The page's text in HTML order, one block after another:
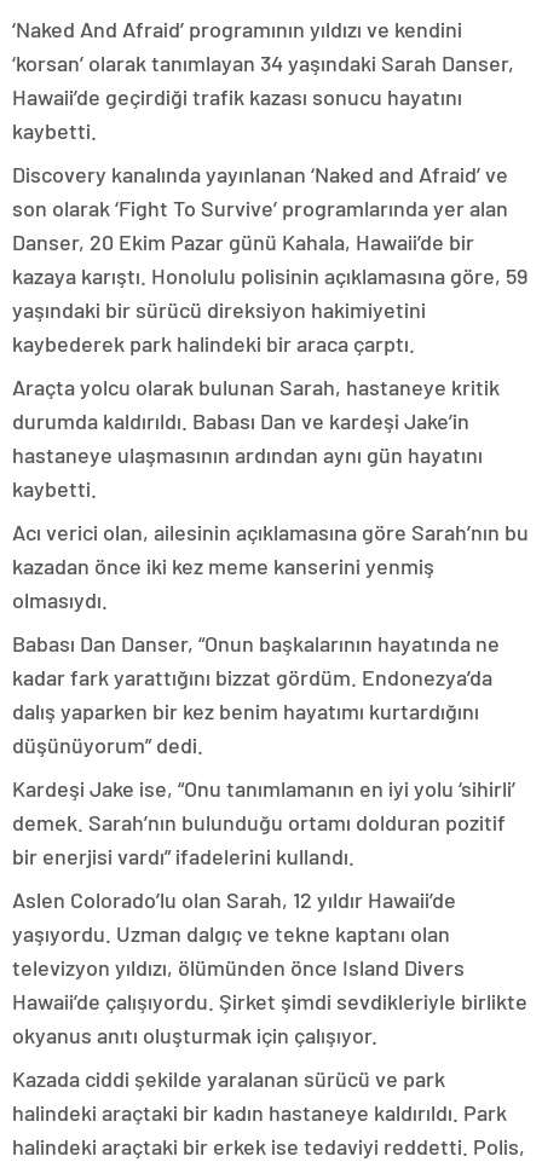
‘Naked And Afraid’ programının yıldızı ve kendini
‘korsan’ olarak tanımlayan 34 yaşındaki Sarah Danser,
Hawaii’de geçirdiği trafik kazası sonucu hayatını
kaybetti.
Discovery kanalında yayınlanan ‘Naked and Afraid’ ve
son olarak ‘Fight To Survive’ programlarında yer alan
Danser, 20 Ekim Pazar günü Kahala, Hawaii’de bir
kazaya karıştı. Honolulu polisinin açıklamasına göre, 59
yaşındaki bir sürücü direksiyon hakimiyetini
kaybederek park halindeki bir araca çarptı.
Araçta yolcu olarak bulunan Sarah, hastaneye kritik
durumda kaldırıldı. Babası Dan ve kardeşi Jake’in
hastaneye ulaşmasının ardından aynı gün hayatını
kaybetti.
Acı verici olan, ailesinin açıklamasına göre Sarah’nın bu
kazadan önce iki kez meme kanserini yenmiş
olmasıydı.
Babası Dan Danser, “Onun başkalarının hayatında ne
kadar fark yarattığını bizzat gördüm. Endonezya’da
dalış yaparken bir kez benim hayatımı kurtardığını
düşünüyorum” dedi.
Kardeşi Jake ise, “Onu tanımlamanın en iyi yolu ‘sihirli’
demek. Sarah’nın bulunduğu ortamı dolduran pozitif
bir enerjisi vardı” ifadelerini kullandı.
Aslen Colorado’lu olan Sarah, 12 yıldır Hawaii’de
yaşıyordu. Uzman dalgıç ve tekne kaptanı olan
televizyon yıldızı, ölümünden önce Island Divers
Hawaii’de çalışıyordu. Şirket şimdi sevdikleriyle birlikte
okyanus anıtı oluşturmak için çalışıyor.
Kazada ciddi şekilde yaralanan sürücü ve park
halindeki araçtaki bir kadın hastaneye kaldırıldı. Park
halindeki araçtaki bir erkek ise tedaviyi reddetti. Polis,